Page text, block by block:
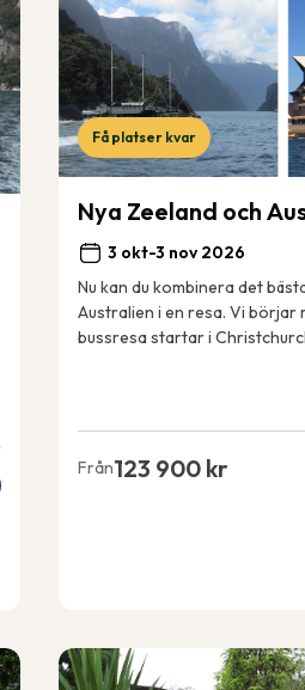
Få platser kvar
Nya Zeeland och
3 okt-3 nov 2026
Nu kan du kombinera det
Australien i en resa. Vi börjar
bussresa startar i
Från123 900 kr